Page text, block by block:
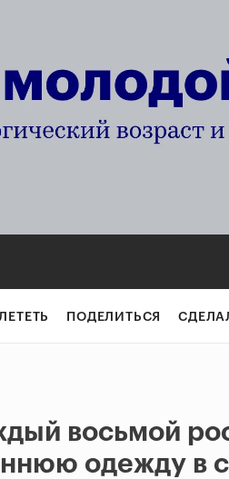
ПОДЕЛИТЬСЯ
восьмой
одежду в